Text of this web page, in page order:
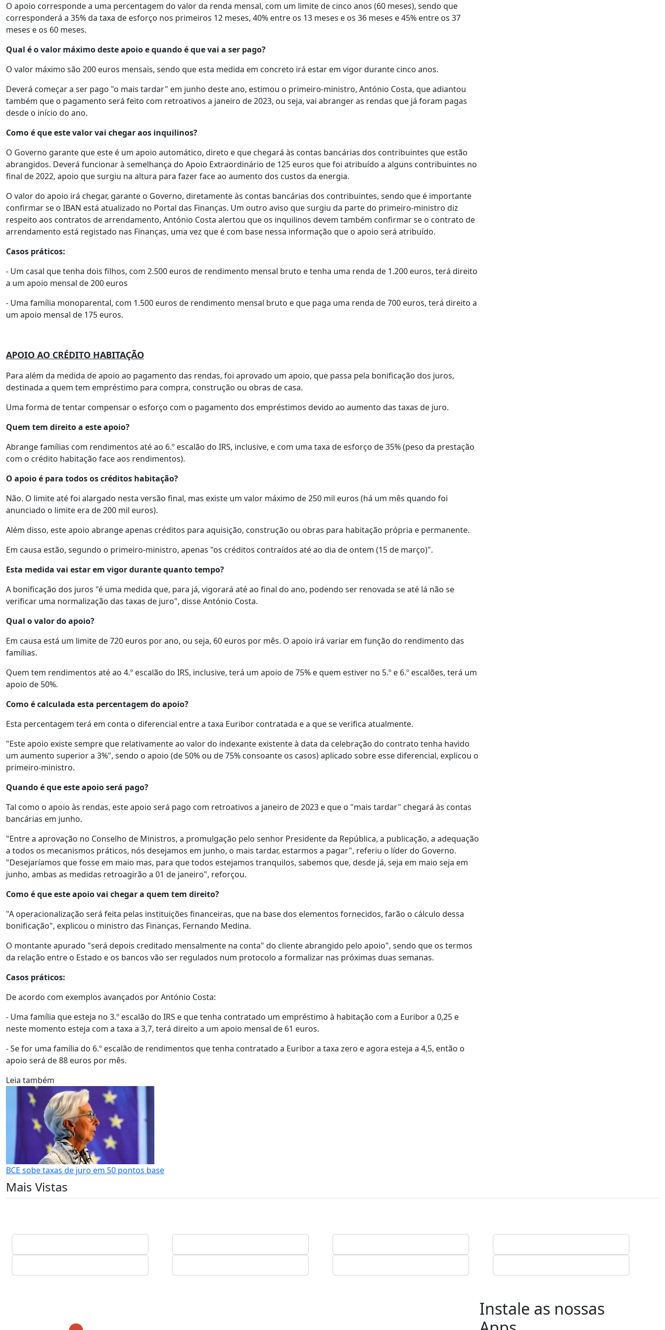
O apoio corresponde a uma percentagem do valor da renda mensal, com um limite de cinco anos (60 meses), sendo que
corresponderá a 35% da taxa de esforço nos primeiros 12 meses, 40% entre os 13 meses e os 36 meses e 45% entre os 37
meses e os 60 meses.
Qual é o valor máximo deste apoio e quando é que vai a ser pago?
O valor máximo são 200 euros mensais, sendo que esta medida em concreto irá estar em vigor durante cinco anos.
Deverá começar a ser pago "o mais tardar" em junho deste ano, estimou o primeiro-ministro, António Costa, que adiantou
também que o pagamento será feito com retroativos a janeiro de 2023, ou seja, vai abranger as rendas que já foram pagas
desde o início do ano.
Como é que este valor vai chegar aos inquilinos?
O Governo garante que este é um apoio automático, direto e que chegará às contas bancárias dos contribuintes que estão
abrangidos. Deverá funcionar à semelhança do Apoio Extraordinário de 125 euros que foi atribuído a alguns contribuintes no
final de 2022, apoio que surgiu na altura para fazer face ao aumento dos custos da energia.
O valor do apoio irá chegar, garante o Governo, diretamente às contas bancárias dos contribuintes, sendo que é importante
confirmar se o IBAN está atualizado no Portal das Finanças. Um outro aviso que surgiu da parte do primeiro-ministro diz
respeito aos contratos de arrendamento, António Costa alertou que os inquilinos devem também confirmar se o contrato de
arrendamento está registado nas Finanças, uma vez que é com base nessa informação que o apoio será atribuído.
Casos práticos:
- Um casal que tenha dois filhos, com 2.500 euros de rendimento mensal bruto e tenha uma renda de 1.200 euros, terá direito
a um apoio mensal de 200 euros
- Uma família monoparental, com 1.500 euros de rendimento mensal bruto e que paga uma renda de 700 euros, terá direito a
um apoio mensal de 175 euros.
APOIO AO CRÉDITO HABITAÇÃO
Para além da medida de apoio ao pagamento das rendas, foi aprovado um apoio, que passa pela bonificação dos juros,
destinada a quem tem empréstimo para compra, construção ou obras de casa.
Uma forma de tentar compensar o esforço com o pagamento dos empréstimos devido ao aumento das taxas de juro.
Quem tem direito a este apoio?
Abrange famílias com rendimentos até ao 6.º escalão do IRS, inclusive, e com uma taxa de esforço de 35% (peso da prestação
com o crédito habitação face aos rendimentos).
O apoio é para todos os créditos habitação?
Não. O limite até foi alargado nesta versão final, mas existe um valor máximo de 250 mil euros (há um mês quando foi
anunciado o limite era de 200 mil euros).
Além disso, este apoio abrange apenas créditos para aquisição, construção ou obras para habitação própria e permanente.
Em causa estão, segundo o primeiro-ministro, apenas "os créditos contraídos até ao dia de ontem (15 de março)".
Esta medida vai estar em vigor durante quanto tempo?
A bonificação dos juros "é uma medida que, para já, vigorará até ao final do ano, podendo ser renovada se até lá não se
verificar uma normalização das taxas de juro", disse António Costa.
Qual o valor do apoio?
Em causa está um limite de 720 euros por ano, ou seja, 60 euros por mês. O apoio irá variar em função do rendimento das
famílias.
Quem tem rendimentos até ao 4.º escalão do IRS, inclusive, terá um apoio de 75% e quem estiver no 5.º e 6.º escalões, terá um
apoio de 50%.
Como é calculada esta percentagem do apoio?
Esta percentagem terá em conta o diferencial entre a taxa Euribor contratada e a que se verifica atualmente.
"Este apoio existe sempre que relativamente ao valor do indexante existente à data da celebração do contrato tenha havido
um aumento superior a 3%", sendo o apoio (de 50% ou de 75% consoante os casos) aplicado sobre esse diferencial, explicou o
primeiro-ministro.
Quando é que este apoio será pago?
Tal como o apoio às rendas, este apoio será pago com retroativos a janeiro de 2023 e que o "mais tardar" chegará às contas
bancárias em junho.
"Entre a aprovação no Conselho de Ministros, a promulgação pelo senhor Presidente da República, a publicação, a adequação
a todos os mecanismos práticos, nós desejamos em junho, o mais tardar, estarmos a pagar", referiu o líder do Governo.
"Desejaríamos que fosse em maio mas, para que todos estejamos tranquilos, sabemos que, desde já, seja em maio seja em
junho, ambas as medidas retroagirão a 01 de janeiro", reforçou.
Como é que este apoio vai chegar a quem tem direito?
"A operacionalização será feita pelas instituições financeiras, que na base dos elementos fornecidos, farão o cálculo dessa
bonificação", explicou o ministro das Finanças, Fernando Medina.
O montante apurado "será depois creditado mensalmente na conta" do cliente abrangido pelo apoio", sendo que os termos
da relação entre o Estado e os bancos vão ser regulados num protocolo a formalizar nas próximas duas semanas.
Casos práticos:
De acordo com exemplos avançados por António Costa:
- Uma família que esteja no 3.º escalão do IRS e que tenha contratado um empréstimo à habitação com a Euribor a 0,25 e
neste momento esteja com a taxa a 3,7, terá direito a um apoio mensal de 61 euros.
- Se for uma família do 6.º escalão de rendimentos que tenha contratado a Euribor a taxa zero e agora esteja a 4,5, então o
apoio será de 88 euros por mês.
Leia também
BCE sobe taxas de juro em 50 pontos base
Mais Vistas
Instale as nossas